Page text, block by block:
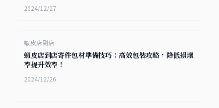
2024/12/27
蝦皮店到店
蝦皮店到店寄件包材準備技巧：高效包裝攻略，降低損壞
率提升效率！
2024/12/26